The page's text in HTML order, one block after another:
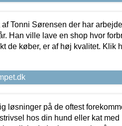
Tonni Sørensen der har
Han ville lave en shop hvor
de køber, er af høj kvalitet. Klik
løsninger på de oftest
hos din hund eller kat med